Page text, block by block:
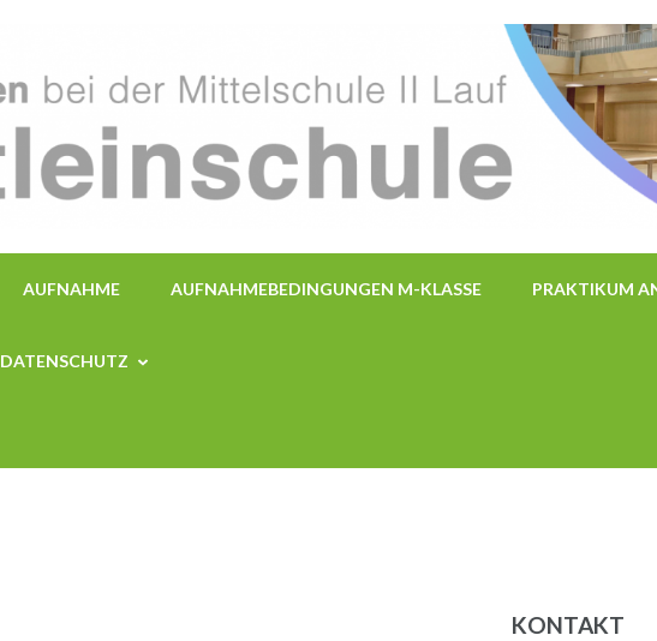
AUFNAHME AUFNAHMEBEDINGUNGEN M-KLASSE PRAKTIKUM
DATENSCHUTZ
KONTAKT